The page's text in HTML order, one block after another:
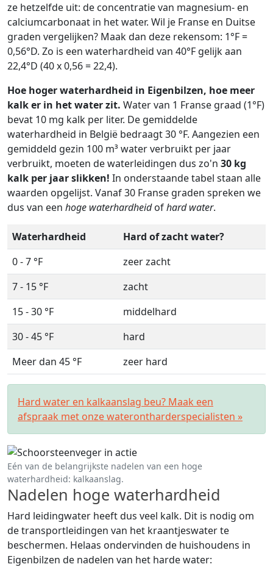
ze hetzelfde uit: de concentratie van magnesium- en
calciumcarbonaat in het water. Wil je Franse en Duitse
graden vergelijken? Maak dan deze rekensom: 1°F =
0,56°D. Zo is een waterhardheid van 40°F gelijk aan
22,4°D (40 x 0,56 = 22,4).
Hoe hoger waterhardheid in Eigenbilzen, hoe meer
kalk er in het water zit. Water van 1 Franse graad (1°F)
bevat 10 mg kalk per liter. De gemiddelde
waterhardheid in België bedraagt 30 °F. Aangezien een
gemiddeld gezin 100 m³ water verbruikt per jaar
verbruikt, moeten de waterleidingen dus zo'n 30 kg
kalk per jaar slikken! In onderstaande tabel staan alle
waarden opgelijst. Vanaf 30 Franse graden spreken we
dus van een hoge waterhardheidofhard water.
Waterhardheid
Hard of zacht water?
0 - 7 °F
zeer zacht
7 - 15 °F
zacht
15 - 30 °F
middelhard
30 - 45 °F
hard
Meer dan 45 °F
zeer hard
Hard water en kalkaanslag beu? Maak een
afspraak met onze waterontharderspecialisten »
Eén van de belangrijkste nadelen van een hoge
waterhardheid: kalkaanslag.
Nadelen hoge waterhardheid
Hard leidingwater heeft dus veel kalk. Dit is nodig om
de transportleidingen van het kraantjeswater te
beschermen. Helaas ondervinden de huishoudens in
Eigenbilzen de nadelen van het harde water: